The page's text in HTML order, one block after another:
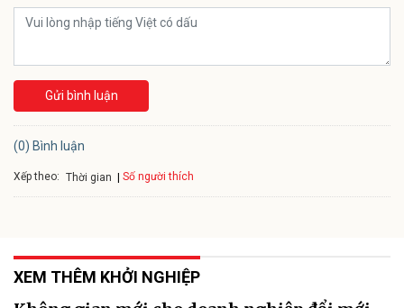
Gửi bình luận
(0) Bình luận
Xếp theo: Thời gian Số người thích
XEM THÊM KHỞI NGHIỆP